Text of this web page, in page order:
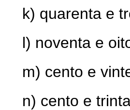
k) quarenta e
l) noventa e
m) cento e
n) cento e